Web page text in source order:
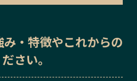
み・特徴やこれからの
さい。